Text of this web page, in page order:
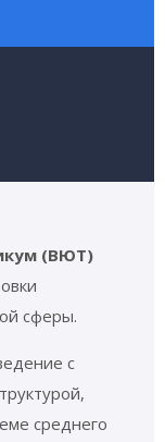
(ВЮТ)
сферы.
с
среднего